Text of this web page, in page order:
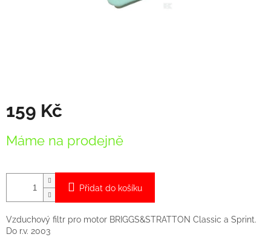
159 Kč
cena:
Máme na prodejně
Přidat do košíku
Vzduchový filtr pro motor BRIGGS&STRATTON Classic a Sprint.
Do r.v. 2003